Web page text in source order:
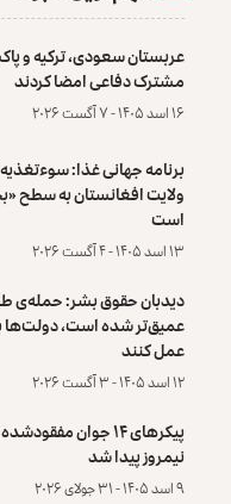
عربستان سعودی، ترکیه و
مشترک دفاعی امضا کردند
۱۶ اسد ۱۴۰۵ - ۷ آگست ۲۰۲۶
ولایت افغانستان به سطح
است
۱۳ اسد ۱۴۰۵ - ۴ آگست ۲۰۲۶
دیدبان حقوق بشر: حمله‌ی
عمیق‌تر شده است، دولت‌ها به
عمل کنند
۱۲ اسد ۱۴۰۵ - ۳ آگست ۲۰۲۶
پیکرهای ۱۴ جوان
نیمروز پیدا شد
۹ اسد ۱۴۰۵ - ۳۱ جولای ۲۰۲۶